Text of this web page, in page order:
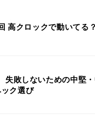
高クロックで動いてる
敗しないための中堅
ク選び